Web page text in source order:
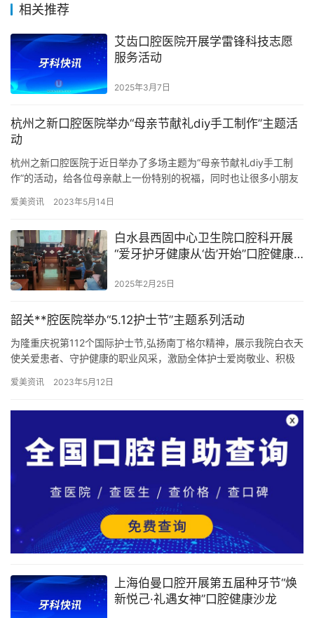
相关推荐
艾齿口腔医院开展学雷锋科技志愿
服务活动
2025年3月7日
杭州之新口腔医院举办“母亲节献礼diy手工制作”主题活
动
杭州之新口腔医院于近日举办了多场主题为“母亲节献礼diy手工制
作”的活动，给各位母亲献上一份特别的祝福，同时也让很多小朋友
爱美资讯 2023年5月14日
白水县西固中心卫生院口腔科开展
“爱牙护牙健康从‘齿’开始”口腔健康
2025年2月25日
韶关**腔医院举办“5.12护士节”主题系列活动
为隆重庆祝第112个国际护士节,弘扬南丁格尔精神，展示我院白衣天
使关爱患者、守护健康的职业风采，激励全体护士爱岗敬业、积极
爱美资讯 2023年5月12日
上海伯曼口腔开展第五届种牙节“焕
新悦己·礼遇女神”口腔健康沙龙